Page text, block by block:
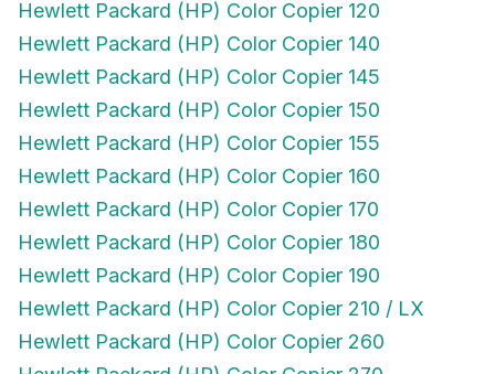
Hewlett Packard (HP) Color Copier 140
Hewlett Packard (HP) Color Copier 145
Hewlett Packard (HP) Color Copier 150
Hewlett Packard (HP) Color Copier 155
Hewlett Packard (HP) Color Copier 160
Hewlett Packard (HP) Color Copier 170
Hewlett Packard (HP) Color Copier 180
Hewlett Packard (HP) Color Copier 190
Hewlett Packard (HP) Color Copier 210 / LX
Hewlett Packard (HP) Color Copier 260
Hewlett Packard (HP) Color Copier 270